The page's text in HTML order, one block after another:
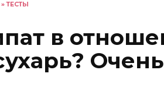
»ТЕСТЫ
в